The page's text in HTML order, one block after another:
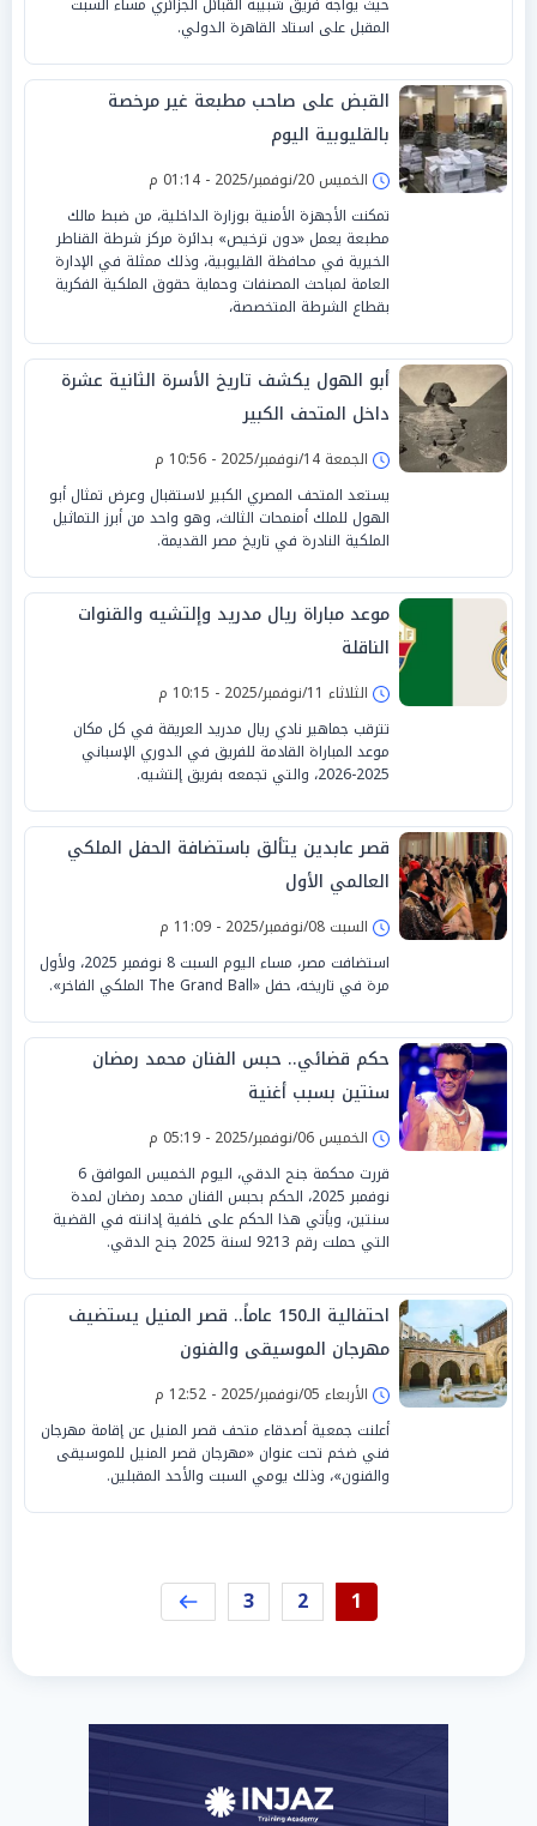
المقبل على استاد القاهرة الدولي.
القبض على صاحب مطبعة غير مرخصة
بالقليوبية اليوم
الخميس 20/نوفمبر/2025 - 01:14 م
تمكنت الأجهزة الأمنية بوزارة الداخلية، من ضبط مالك
مطبعة يعمل «دون ترخيص» بدائرة مركز شرطة القناطر
الخيرية في محافظة القليوبية، وذلك ممثلة في الإدارة
العامة لمباحث المصنفات وحماية حقوق الملكية الفكرية
بقطاع الشرطة المتخصصة،
أبو الهول يكشف تاريخ الأسرة الثانية عشرة
داخل المتحف الكبير
الجمعة 14/نوفمبر/2025 - 10:56 م
يستعد المتحف المصري الكبير لاستقبال وعرض تمثال أبو
الهول للملك أمنمحات الثالث، وهو واحد من أبرز التماثيل
الملكية النادرة في تاريخ مصر القديمة.
موعد مباراة ريال مدريد وإلتشيه والقنوات
الناقلة
الثلاثاء 11/نوفمبر/2025 - 10:15 م
تترقب جماهير نادي ريال مدريد العريقة في كل مكان
موعد المباراة القادمة للفريق في الدوري الإسباني
2025-2026، والتي تجمعه بفريق إلتشيه.
قصر عابدين يتألق باستضافة الحفل الملكي
العالمي الأول
السبت 08/نوفمبر/2025 - 11:09 م
استضافت مصر، مساء اليوم السبت 8 نوفمبر 2025، ولأول
مرة في تاريخه، حفل «The Grand Ball الملكي الفاخر».
حكم قضائي.. حبس الفنان محمد رمضان
سنتين بسبب أغنية
الخميس 06/نوفمبر/2025 - 05:19 م
قررت محكمة جنح الدقي، اليوم الخميس الموافق 6
نوفمبر 2025، الحكم بحبس الفنان محمد رمضان لمدة
سنتين، ويأتي هذا الحكم على خلفية إدانته في القضية
التي حملت رقم 9213 لسنة 2025 جنح الدقي.
احتفالية الـ150 عاماً.. قصر المنيل يستضيف
مهرجان الموسيقى والفنون
الأربعاء 05/نوفمبر/2025 - 12:52 م
أعلنت جمعية أصدقاء متحف قصر المنيل عن إقامة مهرجان
فني ضخم تحت عنوان «مهرجان قصر المنيل للموسيقى
والفنون»، وذلك يومي السبت والأحد المقبلين.
1
2
3